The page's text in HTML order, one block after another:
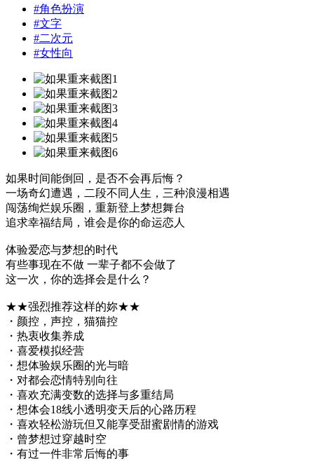
#角色扮演
#文字
#二次元
#女性向
如果时间能倒回，是否不会再后悔？
一场奇幻遭遇，二段不同人生，三种浪漫相遇
闯荡绚烂娱乐圈，重新登上梦想舞台
追求幸福结局，谁会是你的命运恋人
体验爱恋与梦想的时代
有些事现在不做 一辈子都不会做了
这一次，你的选择会是什么？
★★强烈推荐这样的妳★★
・颜控，声控，猫猫控
・热衷收集养成
・喜爱模拟经营
・想体验娱乐圈的光与暗
・对都会恋情特别向往
・喜欢充满变数的选择与多重结局
・想体会18线小透明变天后的心路历程
・喜欢轻松游玩但又能享受甜蜜剧情的游戏
・曾梦想过穿越时空
・有过一件非常后悔的事